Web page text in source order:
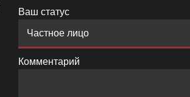
Ваш статус
Комментарий